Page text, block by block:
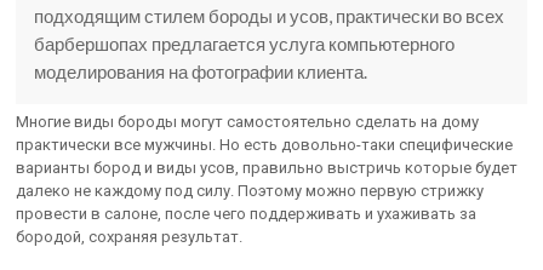
подходящим стилем бороды и усов, практически во всех
барбершопах предлагается услуга компьютерного
моделирования на фотографии клиента.
Многие виды бороды могут самостоятельно сделать на дому
практически все мужчины. Но есть довольно-таки специфические
варианты бород и виды усов, правильно выстричь которые будет
далеко не каждому под силу. Поэтому можно первую стрижку
провести в салоне, после чего поддерживать и ухаживать за
бородой, сохраняя результат.